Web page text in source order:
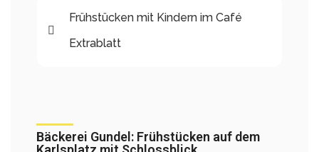
Frühstücken mit Kindern im Café
Extrablatt
Bäckerei Gundel: Frühstücken auf dem